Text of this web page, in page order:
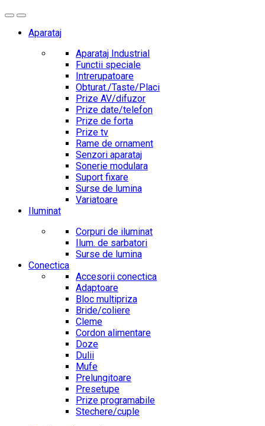
Aparataj
Aparataj Industrial
Functii speciale
Intrerupatoare
Obturat./Taste/Placi
Prize AV/difuzor
Prize date/telefon
Prize de forta
Prize tv
Rame de ornament
Senzori aparataj
Sonerie modulara
Suport fixare
Surse de lumina
Variatoare
Iluminat
Corpuri de iluminat
Ilum. de sarbatori
Surse de lumina
Conectica
Accesorii conectica
Adaptoare
Bloc multipriza
Bride/coliere
Cleme
Cordon alimentare
Doze
Dulii
Mufe
Prelungitoare
Presetupe
Prize programabile
Stechere/cuple